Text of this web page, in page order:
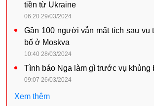
tiền từ Ukraine
06:20 29/03/2024
Gần 100 người vẫn mất tích sau vụ
bố ở Moskva
10:40 28/03/2024
Tình báo Nga làm gì trước vụ khủng
09:07 26/03/2024
Xem thêm